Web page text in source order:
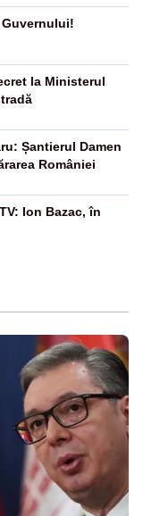
la Ministerul
Șantierul Damen
României
Ion Bazac, în